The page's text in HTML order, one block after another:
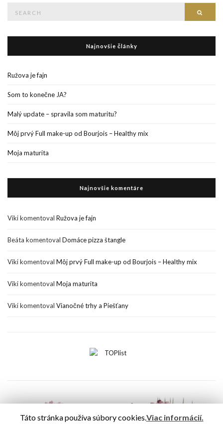
Najnovšie články
Ružova je fajn
Som to konečne JA?
Malý update – spravila som maturitu?
Môj prvý Full make-up od Bourjois – Healthy mix
Moja maturita
Najnovšie komentáre
Vikikomentoval Ružova je fajn
Beáta komentoval Domáce pizza štangle
Vikikomentoval Môj prvý Full make-up od Bourjois – Healthy mix
Vikikomentoval Moja maturita
Vikikomentoval Vianočné trhy a Piešťany
Táto stránka používa súbory cookies.Viac informácií.